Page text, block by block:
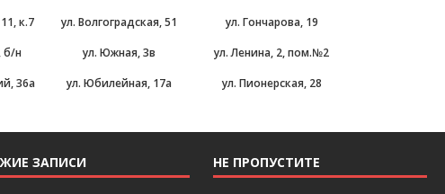
к.7 ул. Волгоградская, 51
ул. Гончарова, 19
б/н ул. Южная, 3в
ул. Ленина, 2, пом.№2
36а ул. Юбилейная, 17а ул. Пионерская, 28
ЗАПИСИ НЕ ПРОПУСТИТЕ